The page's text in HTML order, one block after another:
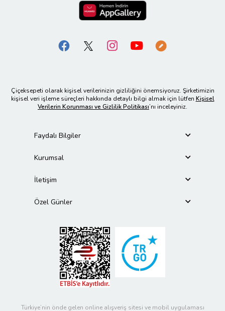
Çiçeksepeti olarak kişisel verilerinizin gizliliğini önemsiyoruz. Şirketimizin
kişisel veri işleme süreçleri hakkında detaylı bilgi almak için lütfen Kişisel
Verilerin Korunması ve Gizlilik Politikası’nı inceleyiniz.
Faydalı Bilgiler
Kurumsal
İletişim
Özel Günler
Türkiye’nin önde gelen online alışveriş sitesi ve mobil uygulaması